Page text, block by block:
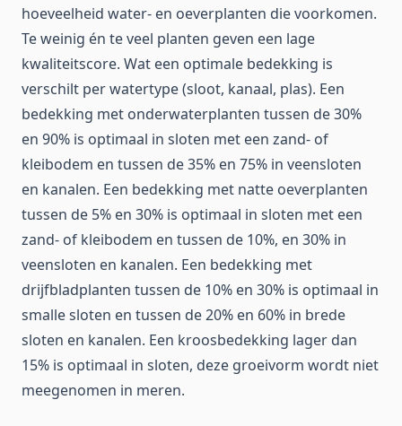
hoeveelheid water- en oeverplanten die voorkomen.
Te weinig én te veel planten geven een lage
kwaliteitscore. Wat een optimale bedekking is
verschilt per watertype (sloot, kanaal, plas). Een
bedekking met onderwaterplanten tussen de 30%
en 90% is optimaal in sloten met een zand- of
kleibodem en tussen de 35% en 75% in veensloten
en kanalen. Een bedekking met natte oeverplanten
tussen de 5% en 30% is optimaal in sloten met een
zand- of kleibodem en tussen de 10%, en 30% in
veensloten en kanalen. Een bedekking met
drijfbladplanten tussen de 10% en 30% is optimaal in
smalle sloten en tussen de 20% en 60% in brede
sloten en kanalen. Een kroosbedekking lager dan
15% is optimaal in sloten, deze groeivorm wordt niet
meegenomen in meren.